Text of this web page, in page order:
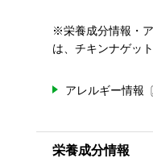
※栄養成分情報・
は、チキンナゲッ
アレルギー情報
栄養成分情報